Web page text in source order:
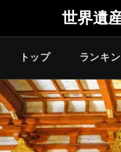
世界遺
トップ ランキ